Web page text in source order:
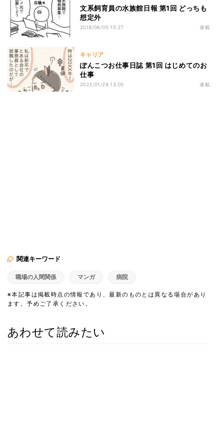
文系飼育員の水族館日報 第1回 どっちも
想定外
2018/06/05 15:27 連載
キャリア
ぽんこつお仕事日誌 第1回 はじめてのお
仕事
2022/01/28 13:00 連載
関連キーワード
職場の人間関係 マンガ 病院
※本記事は掲載時点の情報であり、最新のものとは異なる場合があり
ます。予めご了承ください。
あわせて読みたい